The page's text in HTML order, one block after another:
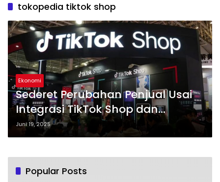
tokopedia tiktok shop
Ekonomi
Sederet Perubahan Penjual Usai
Integrasi TikTok Shop dan
Tokopedia
Juni 19, 2025
Popular Posts